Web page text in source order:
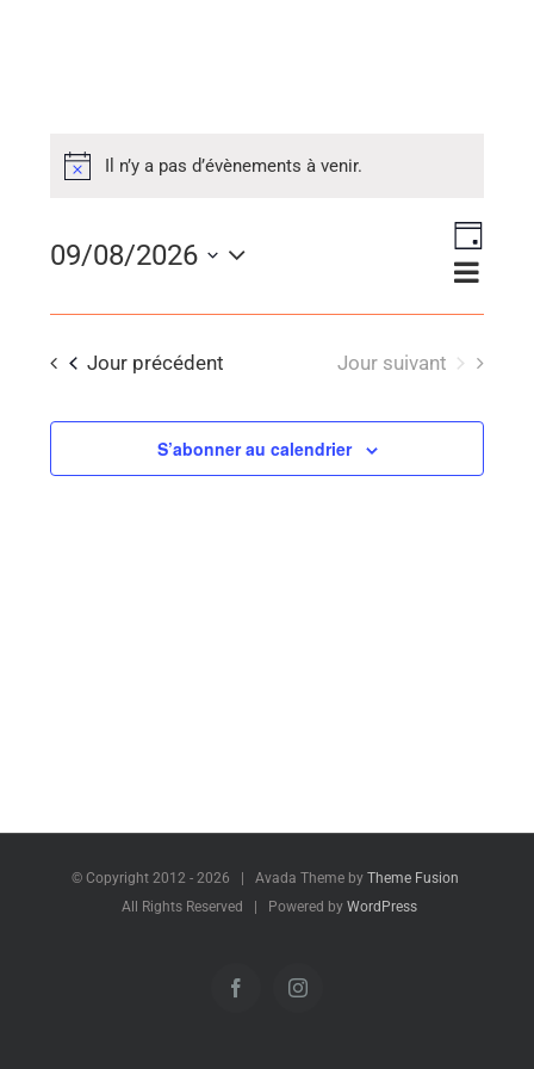
Il n’y a pas d’évènements à venir.
par
de
vues
Jour
09/08/2026
une
date.
Jour précédent Jour suivant
S’abonner au calendrier
© Copyright 2012 - 2026 | Avada Theme by Theme Fusion
All Rights Reserved | Powered by WordPress
FacebookInstagram